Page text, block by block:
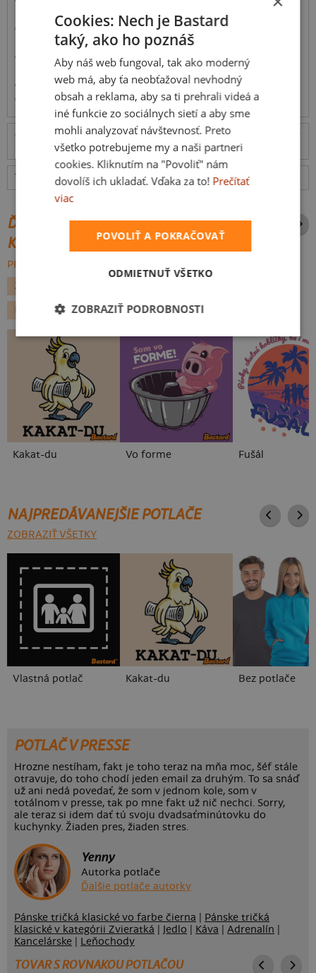
drží tvar
a nekrúti sa.
Ušté je zo100% vopred vyzrážanej bavlny
príjemná na dotyk.
Látka má o niečo vyššiu gramáž (185 g/m²), takže to
je žiadna tenká handra.
Michal na videu má veľkosť L, meria 185 cm a váží 90 kg
Informácie o produkte
Odošleme v pondelok 10.8.,doručíme vo stredu
Tabuľka veľkostí: Akú vybrať? rozmery
ĎALŠIE POTLAČE Z ROVNAKEJ
KATEGÓRIE
PREHĽADÁVAŤ VŠETKO:
ZVIERATKÁ
KANCELÁRSKE
LEŇOCHODY
Kakat-du Vo forme Fušál
NAJPREDÁVANEJŠIE POTLAČE
ZOBRAZIŤ VŠETKY
Vlastná potlač Kakat-du Bez potlače
POTLAČ V PRESSE
Hrozne nestíham, fakt je toho teraz na mňa moc, šéf stále
otravuje, do toho chodí jeden email za druhým. To sa snáď
už ani nedá povedať, že som v jednom kole, som v
totálnom v presse, tak po mne fakt už nič nechci. Sorry,
ale teraz si idem dať tú svoju dvadsaťminútovku do
kuchynky. Žiaden pres, žiaden stres.
Yenny
Autorka potlače
Ďalšie potlače autorky
Pánske tričká klasické vo farbe čierna
Pánske tričká
klasické v kategórii Zvieratká
Jedlo Káva |Adrenalín
Kancelárske
Leňochody
TOVAR S ROVNAKOU POTLAČOU
Cookies: Nech je Bastard
taký, ako ho poznáš
Aby náš web fungoval, tak ako moderný
web má, aby ťa neobťažoval nevhodný
obsah a reklama, aby sa ti prehrali videá a
iné funkcie zo sociálnych sietí a aby sme
mohli analyzovať návštevnosť. Preto
všetko potrebujeme my a naši partneri
cookies. Kliknutím na "Povoliť" nám
dovolíš ich ukladať. Vďaka za to! Prečítať
viac
POVOLIŤ A POKRAČOVAŤ
ODMIETNUŤ VŠETKO
ZOBRAZIŤ PODROBNOSTI